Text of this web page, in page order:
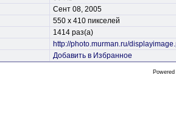
Сент 08, 2005
550 x 410 пикселей
1414 раз(а)
http://photo.murman.ru/
Добавить в Избранное